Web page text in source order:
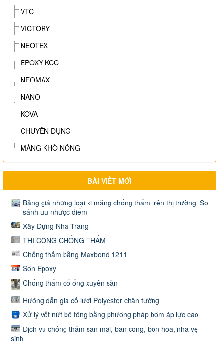
VTC
VICTORY
NEOTEX
EPOXY KCC
NEOMAX
NANO
KOVA
CHUYÊN DỤNG
MÀNG KHÒ NÓNG
BÀI VIẾT MỚI
Bảng giá những loại xi măng chống thấm trên thị trường. So
sánh ưu nhược điểm
Xây Dựng Nha Trang
THI CÔNG CHỐNG THẤM
Chống thấm bằng Maxbond 1211
Sơn Epoxy
Chống thấm cổ ống xuyên sàn
Hướng dẫn gia cố lưới Polyester chân tường
Xử lý vết nứt bê tông bằng phương pháp bơm áp lực cao
Dịch vụ chống thấm sàn mái, ban công, bồn hoa, nhà vệ
sinh